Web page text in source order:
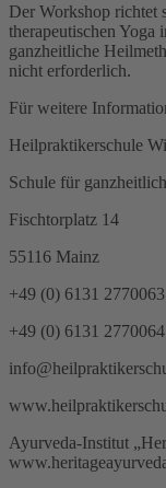
Der Workshop richtet
therapeutischen Yoga
ganzheitliche
nicht erforderlich.
Für weitere
Heilpraktikerschule
Schule für
Fischtorplatz 14
55116 Mainz
+49 (0) 6131 2770063
+49 (0) 6131
Ayurveda-Institut